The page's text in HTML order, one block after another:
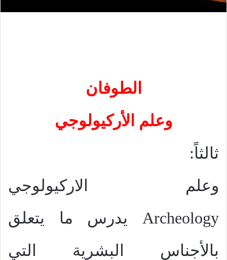
الطوفان
وعلم الأركيولوجي
ثالثاً:
وعلم الاركيولوجي
Archeology يدرس ما يتعلق
بالأجناس البشرية التي